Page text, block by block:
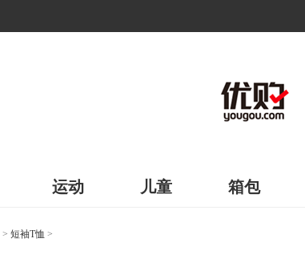
运动 儿童 箱包
> 短袖T恤 >